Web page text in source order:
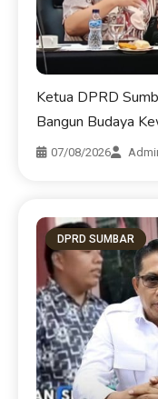
Ketua DPRD
Bangun Budaya
07/08/2026
DPRD SUMBAR